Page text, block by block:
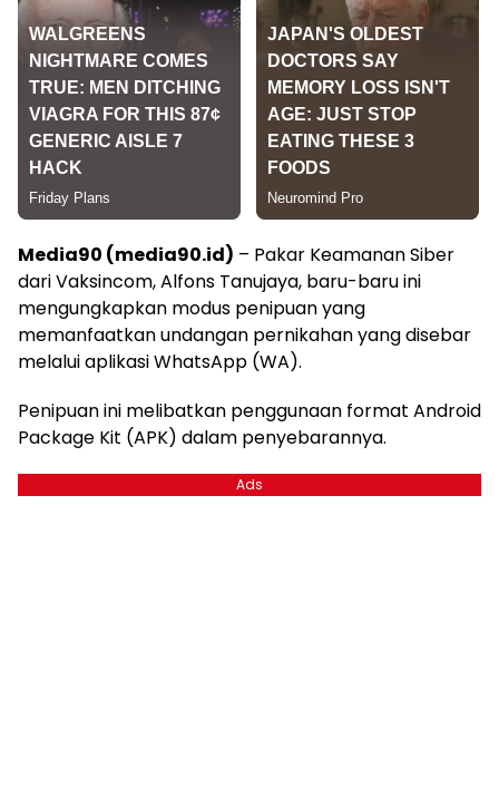
Media90 (media90.id) – Pakar Keamanan Siber
dari Vaksincom, Alfons Tanujaya, baru-baru ini
mengungkapkan modus penipuan yang
memanfaatkan undangan pernikahan yang disebar
melalui aplikasi WhatsApp (WA).
Penipuan ini melibatkan penggunaan format Android
Package Kit (APK) dalam penyebarannya.
Ads